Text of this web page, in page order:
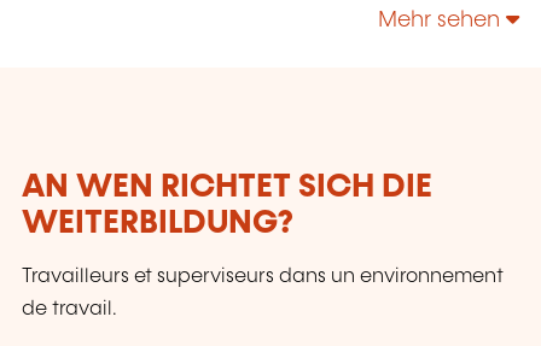
Mehr sehen
AN WEN RICHTET SICH DIE
WEITERBILDUNG?
Travailleurs et superviseurs dans un environnement
de travail.